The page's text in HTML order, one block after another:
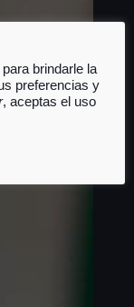
brindarle la
preferencias y
, aceptas el uso